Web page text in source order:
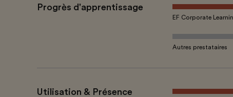
Progrès d'apprentissage
EF Corporate
Autres prestataires
Utilisation & Présence